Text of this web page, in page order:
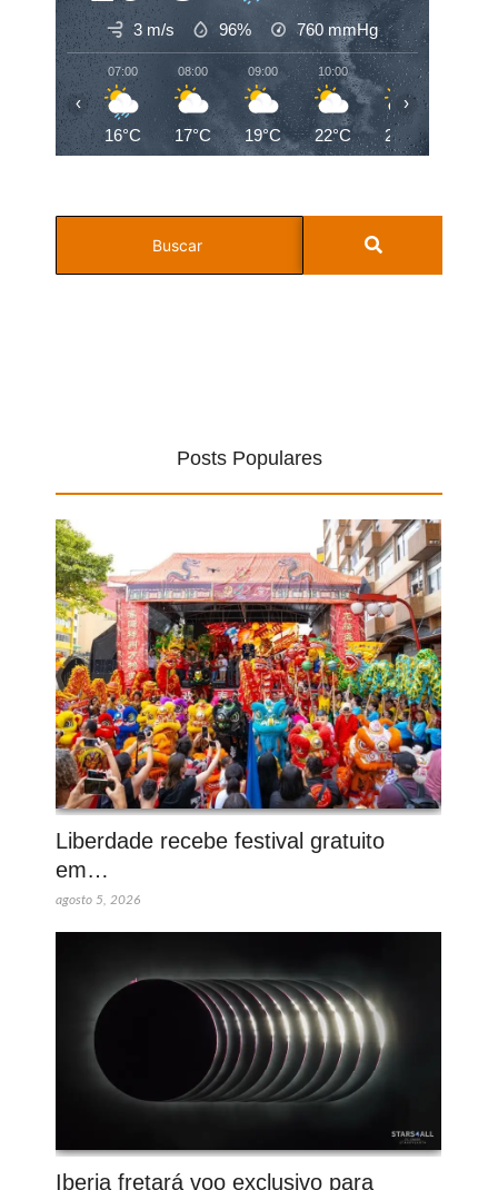
3 m/s 96% 760mmHg
07:00
16°C
08:00
17°C
09:00
19°C
10:00
22°C
11:00
24°C
‹ ›
Posts Populares
Liberdade recebe festival gratuito
em…
agosto 5, 2026
Iberia fretará voo exclusivo para